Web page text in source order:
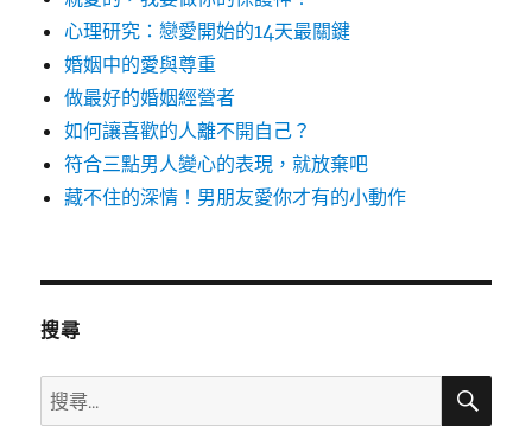
心理研究：戀愛開始的14天最關鍵
婚姻中的愛與尊重
做最好的婚姻經營者
如何讓喜歡的人離不開自己？
符合三點男人變心的表現，就放棄吧
藏不住的深情！男朋友愛你才有的小動作
搜尋
搜
尋
搜